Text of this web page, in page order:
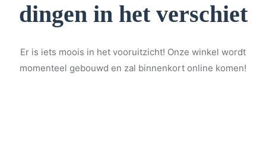
dingen in het verschiet
Er is iets moois in het vooruitzicht! Onze winkel wordt
momenteel gebouwd en zal binnenkort online komen!